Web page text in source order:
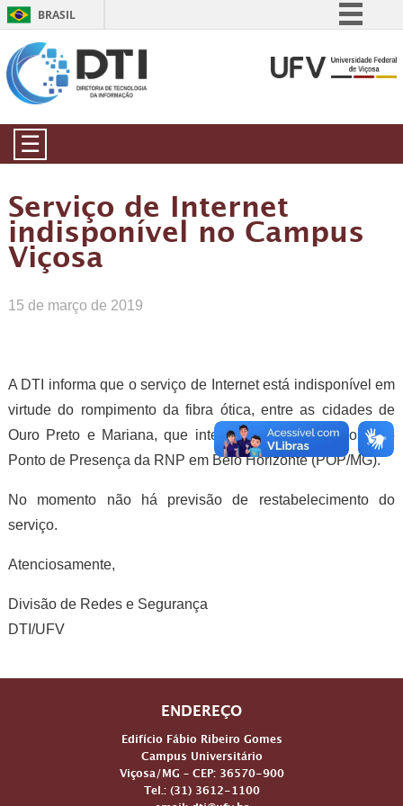
BRASIL
Comunica BR
☰
Serviço de Internet
indisponível no Campus
Viçosa
15 de março de 2019
A DTI informa que o serviço de Internet está indisponível em
virtude do rompimento da fibra ótica, entre as cidades de
Ouro Preto e Mariana, que interliga o Campus Viçosa ao
Ponto de Presença da RNP em Belo Horizonte (POP/MG).
No momento não há previsão de restabelecimento do
serviço.
Atenciosamente,
Divisão de Redes e Segurança
DTI/UFV
ENDEREÇO
Edifício Fábio Ribeiro Gomes
Campus Universitário
Viçosa/MG – CEP: 36570-900
Tel.: (31) 3612-1100